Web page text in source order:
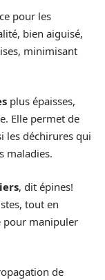
pour les
bien aiguisé,
minimisant
plus épaisses,
Elle permet de
les déchirures qui
maladies.
, dit épines!
tout en
pour manipuler
de